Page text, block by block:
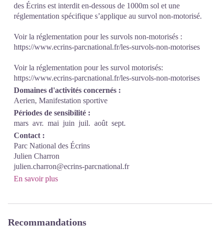
des Écrins est interdit en-dessous de 1000m sol et une
réglementation spécifique s’applique au survol non-motorisé.
Voir la réglementation pour les survols non-motorisés :
https://www.ecrins-parcnational.fr/les-survols-non-motorises
Voir la réglementation pour les survol motorisés:
https://www.ecrins-parcnational.fr/les-survols-non-motorises
Domaines d'activités concernés :
Aerien, Manifestation sportive
Périodes de sensibilité :
mars avr. mai juin juil. août sept.
Contact :
Parc National des Écrins
Julien Charron
julien.charron@ecrins-parcnational.fr
En savoir plus
Recommandations